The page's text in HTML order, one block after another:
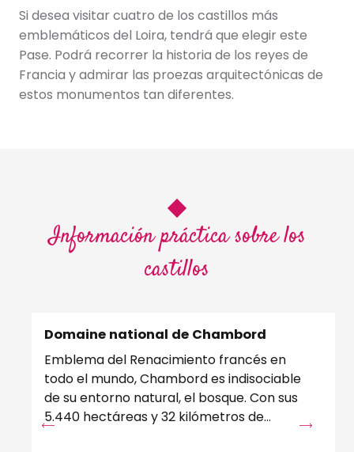
Si desea visitar cuatro de los castillos más
emblemáticos del Loira, tendrá que elegir este
Pase. Podrá recorrer la historia de los reyes de
Francia y admirar las proezas arquitectónicas de
estos monumentos tan diferentes.
Información práctica sobre los
castillos
Domaine national de Chambord
Emblema del Renacimiento francés en
todo el mundo, Chambord es indisociable
de su entorno natural, el bosque. Con sus
5.440 hectáreas y 32 kilómetros de